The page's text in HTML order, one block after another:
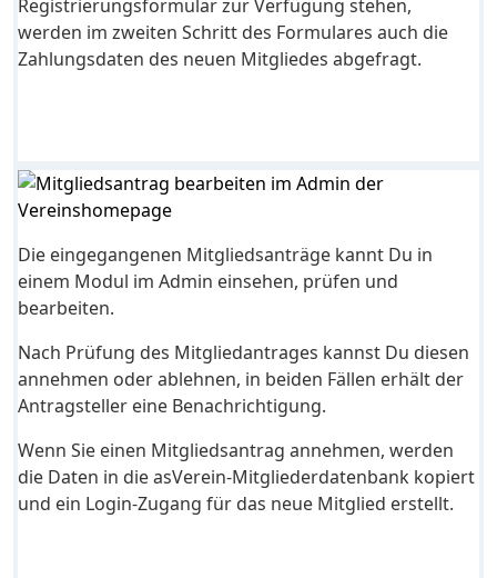
Registrierungsformular zur Verfügung stehen,
werden im zweiten Schritt des Formulares auch die
Zahlungsdaten des neuen Mitgliedes abgefragt.
Die eingegangenen Mitgliedsanträge kannt Du in
einem Modul im Admin einsehen, prüfen und
bearbeiten.
Nach Prüfung des Mitgliedantrages kannst Du diesen
annehmen oder ablehnen, in beiden Fällen erhält der
Antragsteller eine Benachrichtigung.
Wenn Sie einen Mitgliedsantrag annehmen, werden
die Daten in die asVerein-Mitgliederdatenbank kopiert
und ein Login-Zugang für das neue Mitglied erstellt.